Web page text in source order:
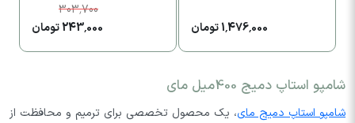
1,476,000 تومان
303,700
243,000 تومان
شامپو استاپ دمیج 400میل مای
شامپو استاپ دمیج مای، یک محصول تخصصی برای ترمیم و محافظت از